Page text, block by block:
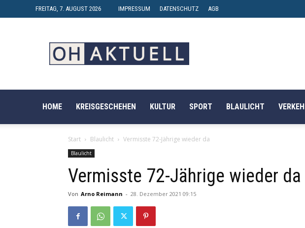
FREITAG, 7. AUGUST 2026 IMPRESSUM DATENSCHUTZ AGB
AKTUELL
HOME KREISGESCHEHEN KULTUR SPORT BLAULICHT
Start Blaulicht Vermisste 72-Jährige wieder da
Blaulicht
Vermisste 72-Jährige wieder da
Von Arno Reimann - 28. Dezember 2021 09:15